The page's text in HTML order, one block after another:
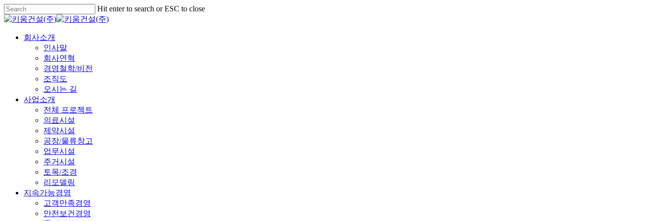
Skip
to
main
content
Hit enter to search or ESC to close
Close
Menu
회사소개
인사말
회사연혁
경영철학/비전
조직도
오시는 길
사업소개
전체 프로젝트
의료시설
제약시설
공장/물류창고
업무시설
주거시설
토목/조경
리모델링
지속가능경영
고객만족경영
안전보건경영